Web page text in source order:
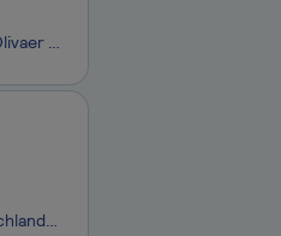
Wir sind eine auf das Arbeitsrecht spezialisierte Rechtsanwaltskanzlei mit vier Berufsträgern am Olivaer Platz in Berlin-Charlottenburg. In großzügigen Altbauräumen, mit moderner Infrastruktur und einem angenehmen kollegialen Umfeld beraten und vertreten wir Mandanten bundesweit in allen Bereichen d
Menschen und Unternehmen brauchen Sicherheit, damit sie sich frei entfalten können. Als Deutschlands größter inhabergeführter Versicherungsmakler gestalten wir seit 145 Jahren diese Sicherheit – gehen wir gemeinsam den nächsten Schritt!